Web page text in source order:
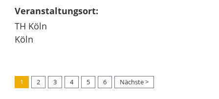
Veranstaltungsort:
TH Köln
Köln
1 2 3 4 5 6 Nächste >